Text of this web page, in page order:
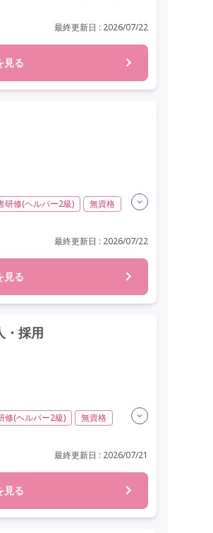
研修制度あり
最終更新日 : 2026/07/22
見る
研修(ヘルパー2級)
無資格
車通勤可
最終更新日 : 2026/07/22
見る
・採用
修(ヘルパー2級)
無資格
最終更新日 : 2026/07/21
見る